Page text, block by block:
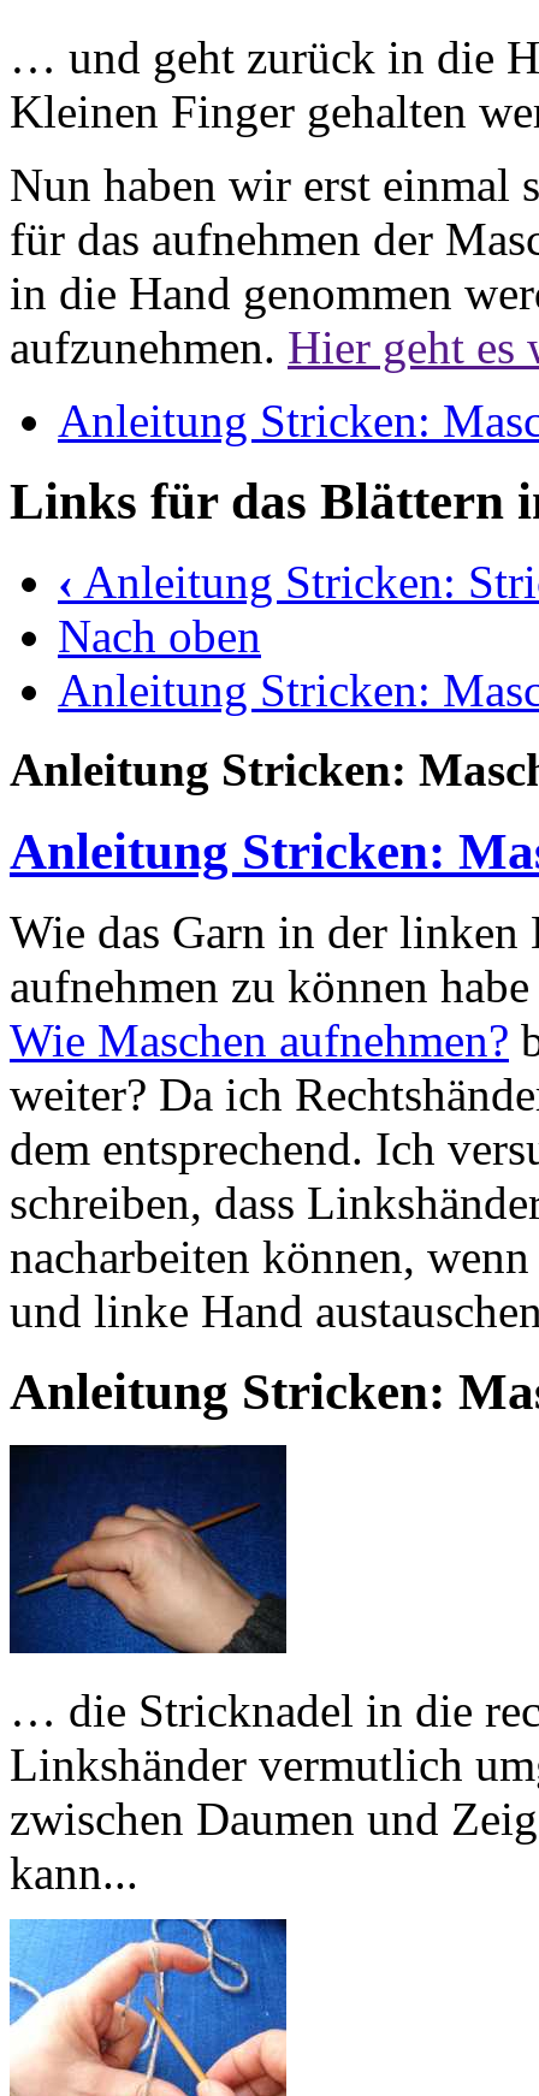
… und geht zurück in die
Kleinen Finger gehalten
Nun haben wir erst einmal
für das aufnehmen der
in die Hand genommen
aufzunehmen. Hier geht es
Anleitung Stricken:
Links für das Blättern
‹ Anleitung Stricken:
Nach oben
Anleitung Stricken:
Anleitung Stricken:
Anleitung Stricken:
Wie das Garn in der linken
aufnehmen zu können
Wie Maschen aufnehmen?
weiter? Da ich
dem entsprechend. Ich
schreiben, dass
nacharbeiten können,
und linke Hand
Anleitung Stricken:
… die Stricknadel in die
Linkshänder vermutlich
zwischen Daumen und
kann...